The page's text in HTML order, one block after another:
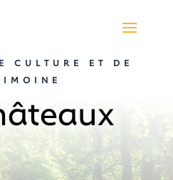
CULTURE ET DE